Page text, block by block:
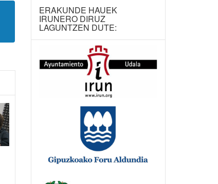
ERAKUNDE HAUEK
IRUNERO DIRUZ
LAGUNTZEN DUTE: